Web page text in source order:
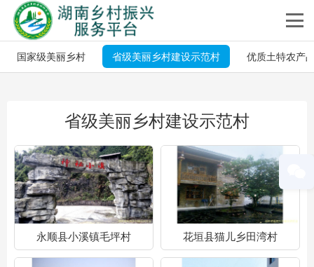
国家级美丽乡村 省级美丽乡村建设示范村 优质土特农产
省级美丽乡村建设示范村
永顺县小溪镇毛坪村 花垣县猫儿乡田湾村